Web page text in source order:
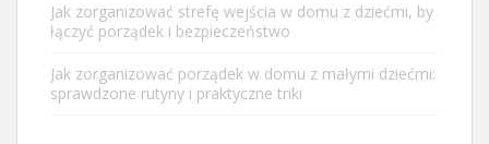
Jak zorganizować strefę wejścia w domu z dziećmi, by
łączyć porządek i bezpieczeństwo
Jak zorganizować porządek w domu z małymi dziećmi:
sprawdzone rutyny i praktyczne triki